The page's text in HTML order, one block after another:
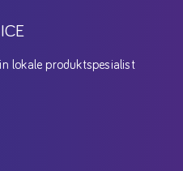
lokale produktspesialist